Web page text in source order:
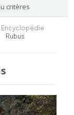
critères
Encyclopédie
Rubus